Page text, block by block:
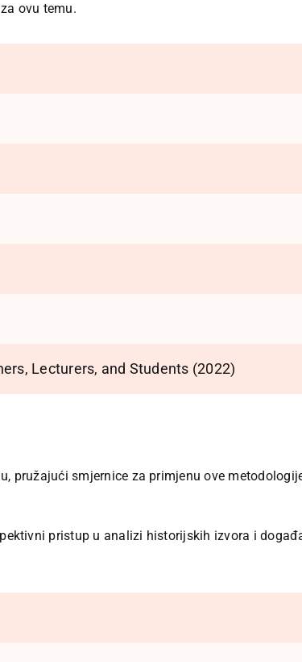
ovu temu.
Lecturers, and Students (2022)
pružajući smjernice za primjenu ove
pristup u analizi historijskih izvora i